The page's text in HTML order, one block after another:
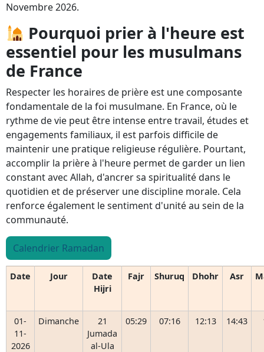
Novembre 2026.
Pourquoi prier à l'heure est
essentiel pour les musulmans
de France
Respecter les horaires de prière est une composante
fondamentale de la foi musulmane. En France, où le
rythme de vie peut être intense entre travail, études et
engagements familiaux, il est parfois difficile de
maintenir une pratique religieuse régulière. Pourtant,
accomplir la prière à l'heure permet de garder un lien
constant avec Allah, d'ancrer sa spiritualité dans le
quotidien et de préserver une discipline morale. Cela
renforce également le sentiment d'unité au sein de la
communauté.
Calendrier Ramadan
Date Jour
Date
Hijri
Fajr Shuruq Dhohr Asr
01-
11-
2026
Dimanche
21
Jumada
al-Ula
05:29 07:16 12:13 14:43